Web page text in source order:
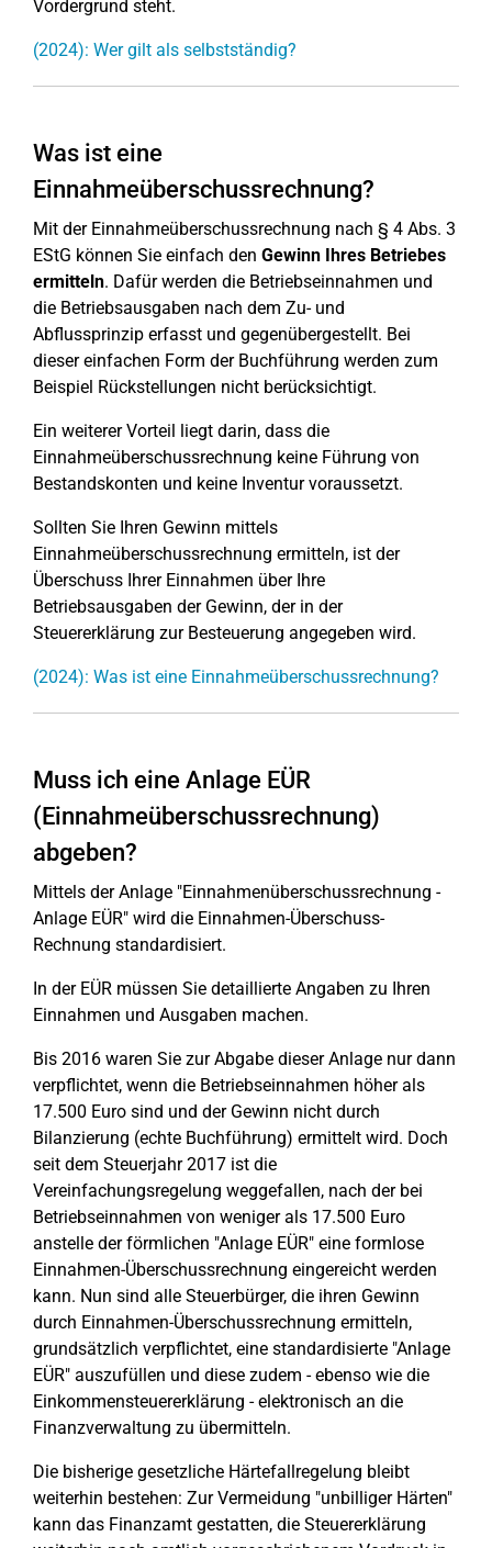
Vordergrund steht.
(2024): Wer gilt als selbstständig?
Was ist eine
Einnahmeüberschussrechnung?
Mit der Einnahmeüberschussrechnung nach § 4 Abs. 3
EStG können Sie einfach den Gewinn Ihres Betriebes
ermitteln. Dafür werden die Betriebseinnahmen und
die Betriebsausgaben nach dem Zu- und
Abflussprinzip erfasst und gegenübergestellt. Bei
dieser einfachen Form der Buchführung werden zum
Beispiel Rückstellungen nicht berücksichtigt.
Ein weiterer Vorteil liegt darin, dass die
Einnahmeüberschussrechnung keine Führung von
Bestandskonten und keine Inventur voraussetzt.
Sollten Sie Ihren Gewinn mittels
Einnahmeüberschussrechnung ermitteln, ist der
Überschuss Ihrer Einnahmen über Ihre
Betriebsausgaben der Gewinn, der in der
Steuererklärung zur Besteuerung angegeben wird.
(2024): Was ist eine Einnahmeüberschussrechnung?
Muss ich eine Anlage EÜR
(Einnahmeüberschussrechnung)
abgeben?
Mittels der Anlage "Einnahmenüberschussrechnung -
Anlage EÜR" wird die Einnahmen-Überschuss-
Rechnung standardisiert.
In der EÜR müssen Sie detaillierte Angaben zu Ihren
Einnahmen und Ausgaben machen.
Bis 2016 waren Sie zur Abgabe dieser Anlage nur dann
verpflichtet, wenn die Betriebseinnahmen höher als
17.500 Euro sind und der Gewinn nicht durch
Bilanzierung (echte Buchführung) ermittelt wird. Doch
seit dem Steuerjahr 2017 ist die
Vereinfachungsregelung weggefallen, nach der bei
Betriebseinnahmen von weniger als 17.500 Euro
anstelle der förmlichen "Anlage EÜR" eine formlose
Einnahmen-Überschussrechnung eingereicht werden
kann. Nun sind alle Steuerbürger, die ihren Gewinn
durch Einnahmen-Überschussrechnung ermitteln,
grundsätzlich verpflichtet, eine standardisierte "Anlage
EÜR" auszufüllen und diese zudem - ebenso wie die
Einkommensteuererklärung - elektronisch an die
Finanzverwaltung zu übermitteln.
Die bisherige gesetzliche Härtefallregelung bleibt
weiterhin bestehen: Zur Vermeidung "unbilliger Härten"
kann das Finanzamt gestatten, die Steuererklärung